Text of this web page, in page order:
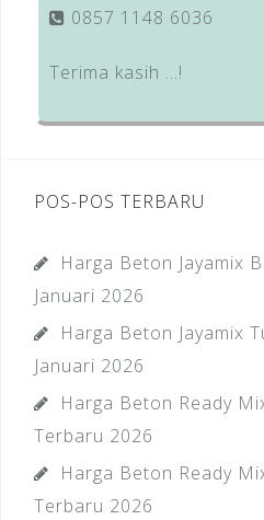
0857 1148 6036
Terima kasih …!
POS-POS TERBARU
Harga Beton Jayamix
Januari 2026
Harga Beton Jayamix
Januari 2026
Harga Beton Ready
Terbaru 2026
Harga Beton Ready
Terbaru 2026